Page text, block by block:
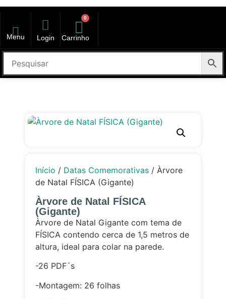
Menu Login
0
Carrinho
Início / Datas Comemorativas / Àrvore
de Natal FÍSICA (Gigante)
Àrvore de Natal FÍSICA
(Gigante)
Àrvore de Natal Gigante com tema de
FÍSICA contendo cerca de 1,5 metros de
altura, ideal para colar na parede.
-26 PDF´s
-Montagem: 26 folhas